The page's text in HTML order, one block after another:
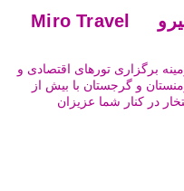
گروه ترانسفری میرو Miro Travel
برگزاری تورهای اقتصادی و
و گرجستان با بیش از
در کنار شما عزیزان